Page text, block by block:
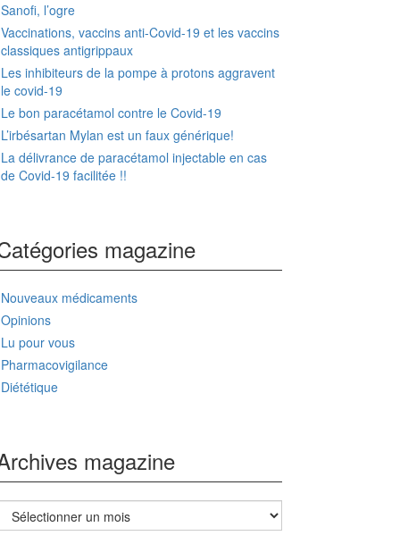
Sanofi, l’ogre
Vaccinations, vaccins anti-Covid-19 et les vaccins
classiques antigrippaux
Les inhibiteurs de la pompe à protons aggravent
le covid-19
Le bon paracétamol contre le Covid-19
L’irbésartan Mylan est un faux générique!
La délivrance de paracétamol injectable en cas
de Covid-19 facilitée !!
magazine
Nouveaux médicaments
Opinions
Lu pour vous
Pharmacovigilance
Diététique
magazine
Archives